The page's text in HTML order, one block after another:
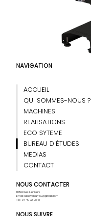
NAVIGATION
ACCUEIL
QUI SOMMES-NOUS ?
MACHINES
REALISATIONS
ECO SYTEME
BUREAU D'ÉTUDES
MEDIAS
CONTACT
NOUS CONTACTER
85500 Les Herbiers
Email: lerecycleurfou@gmail.com
Tél : 07 49 92 98 61
NOUS SUIVRE